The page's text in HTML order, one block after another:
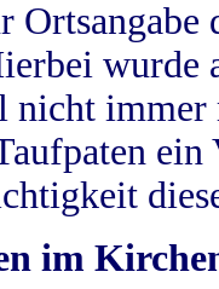
wurde
nicht
im